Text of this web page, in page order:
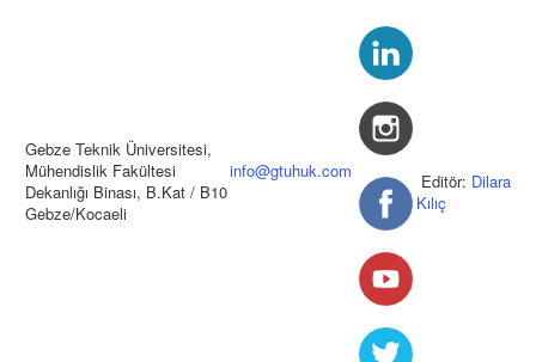
Gebze Teknik Üniversitesi,
Mühendislik Fakültesi
Dekanlığı Binası, B.Kat / B10
Gebze/Kocaeli
info@gtuhuk.com Editör: Dilara
Kılıç